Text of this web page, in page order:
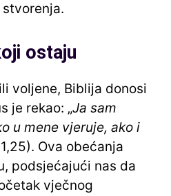
ostaju
voljene, Biblija donosi
je rekao: „Ja sam
u mene vjeruje, ako i
Ova obećanja
podsjećajući nas da
vječnog